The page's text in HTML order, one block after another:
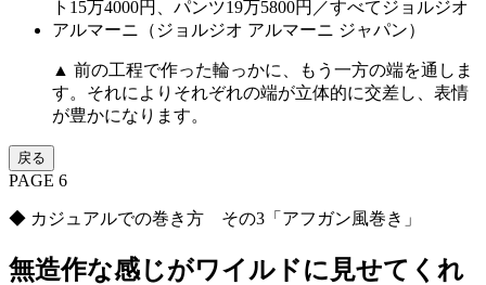
▲ 前の工程で作った輪っかに、もう一方の端を通しま
す。それによりそれぞれの端が立体的に交差し、表情
が豊かになります。
戻る
PAGE 6
◆ カジュアルでの巻き方 その3「アフガン風巻き」
無造作な感じがワイルドに見せてくれ